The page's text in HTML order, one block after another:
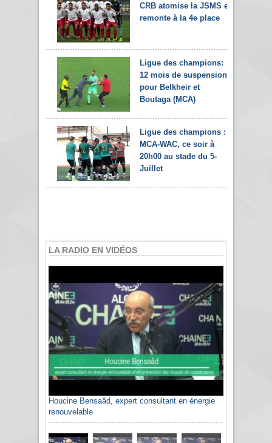
CRB atomise la JSMS et
remonte à la 4e place
Ligue des champions:
12 mois de suspension
pour Belkheir et
Boutaga (MCA)
Ligue des champions :
MCA-WAC, ce soir à
20h00 au stade du 5-
Juillet
LA RADIO EN VIDÉOS
Sami Agli, président de la Confédération
algérienne du patronat citoyen CAPC